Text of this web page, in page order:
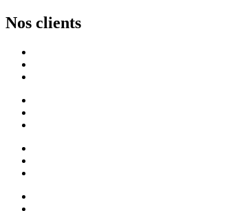
Nos clients